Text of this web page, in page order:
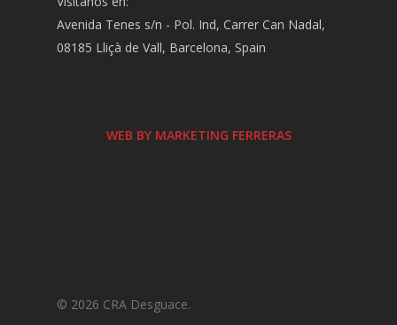
Avenida Tenes s/n - Pol. Ind, Carrer Can Nadal,
08185 Lliçà de Vall, Barcelona, Spain
WEB BY MARKETING FERRERAS
© 2026 CRA Desguace.